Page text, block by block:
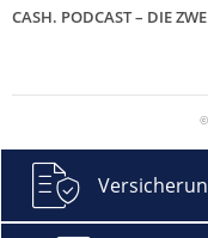
CASH. PODCAST – DIE
©